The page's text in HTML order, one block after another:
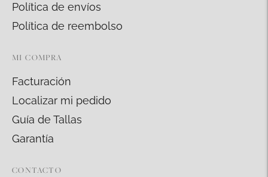
Política de envíos
Política de reembolso
MI COMPRA
Facturación
Localizar mi pedido
Guía de Tallas
Garantía
CONTACTO